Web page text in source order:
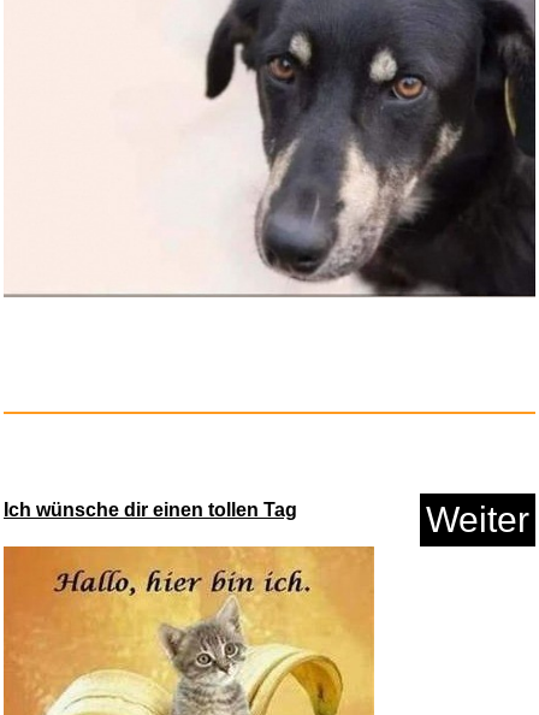
L'avant sc� ne cinéma n�
412/...
Anzeige
Ich wünsche dir einen tollen Tag Weiter